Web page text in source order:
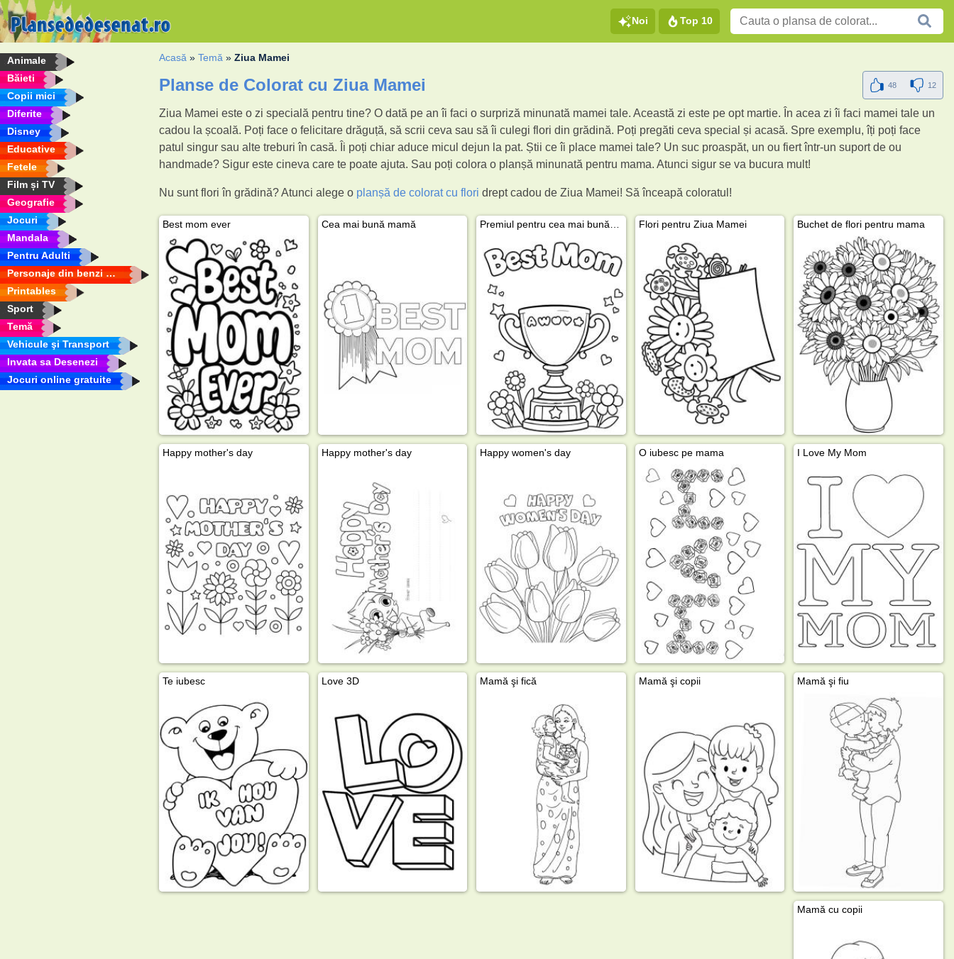
Noi Top 10
Animale
Băieti
Copii mici
Diferite
Disney
Educative
Fetele
Film și TV
Geografie
Jocuri
Mandala
Pentru Adulti
Personaje din benzi desenate
Printables
Sport
Temă
Vehicule şi Transport
Invata sa Desenezi
Jocuri online gratuite
Acasă »Temă »Ziua Mamei
Planse de Colorat cu Ziua Mamei 48 12
Ziua Mamei este o zi specială pentru tine? O dată pe an îi faci o surpriză minunată mamei tale. Această zi este pe opt martie. În acea zi îi faci mamei tale un
cadou la școală. Poți face o felicitare drăguță, să scrii ceva sau să îi culegi flori din grădină. Poți pregăti ceva special și acasă. Spre exemplu, îți poți face
patul singur sau alte treburi în casă. Îi poți chiar aduce micul dejun la pat. Știi ce îi place mamei tale? Un suc proaspăt, un ou fiert într-un suport de ou
handmade? Sigur este cineva care te poate ajuta. Sau poți colora o planșă minunată pentru mama. Atunci sigur se va bucura mult!
Nu sunt flori în grădină? Atunci alege o planșă de colorat cu flori drept cadou de Ziua Mamei! Să înceapă coloratul!
Best mom ever Cea mai bună mamă Flori pentru Ziua Mamei Buchet de flori pentru mama
Happy mother's day Happy mother's day Happy women's day O iubesc pe mama I Love My Mom
Te iubesc Love 3D Mamă şi fică Mamă şi copii Mamă şi fiu
Mamă cu copii